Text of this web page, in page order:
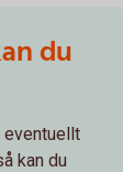
du
eventuellt
kan du